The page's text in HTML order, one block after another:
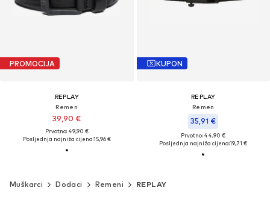
PROMOCIJA
REPLAY
Remen
39,90 €
Prvotno: 49,90 €
Posljednja najniža cijena:15,96 €
KUPON
REPLAY
Remen
35,91 €
Prvotno: 44,90 €
Posljednja najniža cijena:19,71 €
Muškarci Dodaci Remeni REPLAY